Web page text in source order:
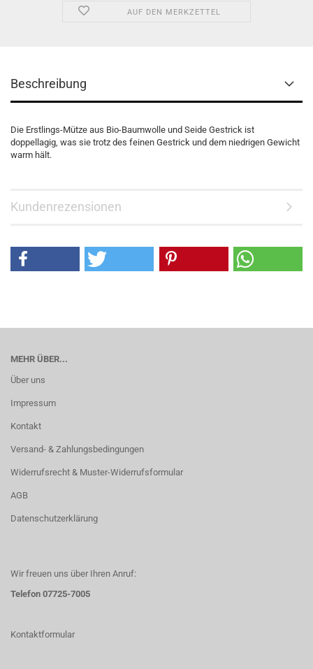
AUF DEN MERKZETTEL
Beschreibung
Die Erstlings-Mütze aus Bio-Baumwolle und Seide Gestrick ist
doppellagig, was sie trotz des feinen Gestrick und dem niedrigen Gewicht
warm hält.
Kundenrezensionen
MEHR ÜBER...
Über uns
Impressum
Kontakt
Versand- & Zahlungsbedingungen
Widerrufsrecht & Muster-Widerrufsformular
AGB
Datenschutzerklärung
Wir freuen uns über Ihren Anruf:
Telefon 07725-7005
Kontaktformular